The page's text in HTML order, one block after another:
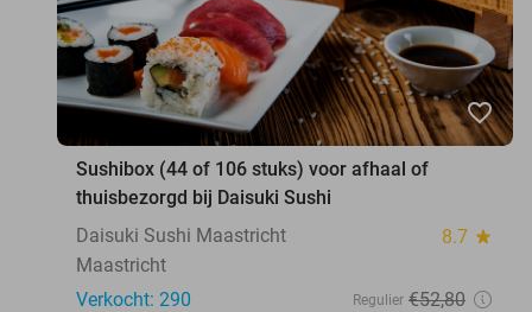
favorite_border
Sushibox (44 of 106 stuks) voor afhaal of
thuisbezorgd bij Daisuki Sushi
Daisuki Sushi Maastricht
8.7 star
Maastricht
Verkocht: 290
Regulier €52,80